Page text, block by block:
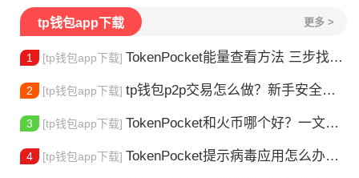
tp钱包app下载 更多 >
1 [tp钱包app下载] TokenPocket能量查看方法 三步找到TRX能量余额
2 [tp钱包app下载] tp钱包p2p交易怎么做？新手安全指南
3 [tp钱包app下载] TokenPocket和火币哪个好？一文帮你理清选择
4 [tp钱包app下载] TokenPocket提示病毒应用怎么办？原因全解析